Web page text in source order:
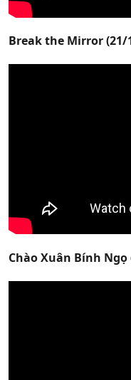
Break the Mirror (21/
Chào Xuân Bính Ngọ